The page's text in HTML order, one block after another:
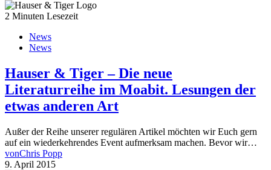
2 Minuten Lesezeit
News
News
Hauser & Tiger – Die neue
Literaturreihe im Moabit. Lesungen der
etwas anderen Art
Außer der Reihe unserer regulären Artikel möchten wir Euch gern
auf ein wiederkehrendes Event aufmerksam machen. Bevor wir…
vonChris Popp
9. April 2015